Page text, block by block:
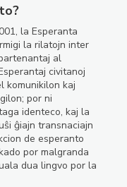
la Esperanta
la rilatojn inter
al
civitanoj
komunikilon kaj
por ni
identeco, kaj la
ĝiajn transnaciajn
de esperanto
por malgranda
dua lingvo por la